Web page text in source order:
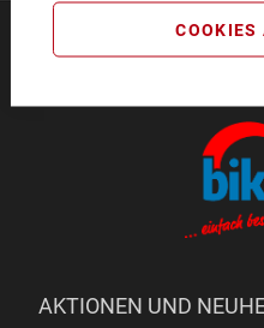
COOKIES
AKTIONEN UND